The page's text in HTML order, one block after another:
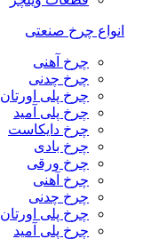
انواع چرخ صنعتی
چرخ آهنی
چرخ چدنی
چرخ پلی اورتان
چرخ پلی آمید
چرخ دایکاست
چرخ بادی
چرخ ورقی
چرخ آهنی
چرخ چدنی
چرخ پلی اورتان
چرخ پلی آمید